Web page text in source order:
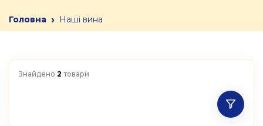
Головна › Наші вина
Знайдено 2 товари